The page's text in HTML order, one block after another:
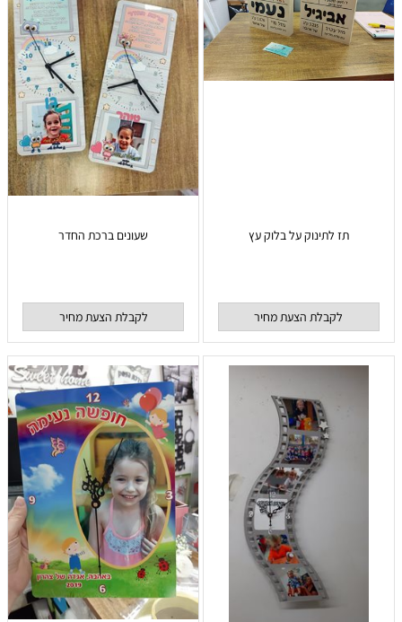
תז לתינוק על בלוק עץ
לקבלת הצעת מחיר
שעונים ברכת החדר
לקבלת הצעת מחיר